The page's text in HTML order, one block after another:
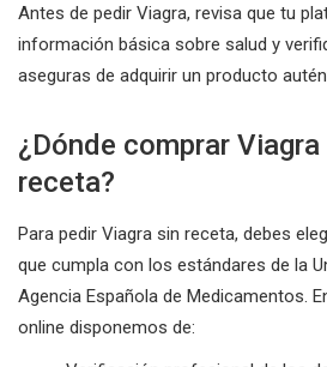
Antes de pedir Viagra, revisa que tu
información básica sobre salud y
aseguras de adquirir un producto
¿Dónde comprar
receta?
Para pedir Viagra sin receta, debes
que cumpla con los estándares de la
Agencia Española de Medicamentos.
online disponemos de: